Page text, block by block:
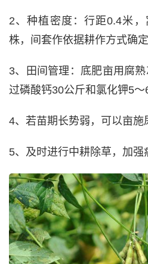
2、种植密度：行距0.4米
株，间套作依据耕作方式确定
3、田间管理：底肥亩用腐熟
过磷酸钙30公斤和氯化钾5～
4、若苗期长势弱，可以亩施
5、及时进行中耕除草，加强